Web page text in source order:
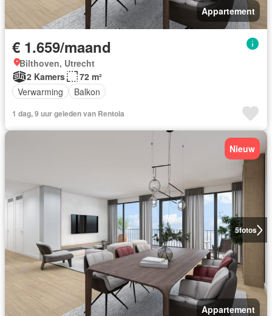
Appartement
€ 1.659/maand
Bilthoven, Utrecht
2 Kamers
72 m²
Verwarming
Balkon
1 dag, 9 uur geleden van Rentola
5fotos
Nieuw
Appartement